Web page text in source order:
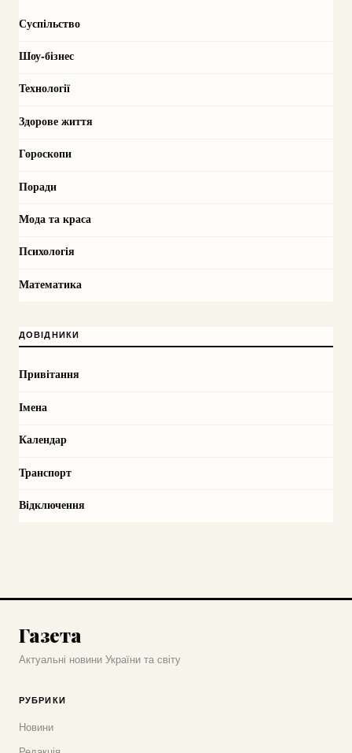
Суспільство
Шоу-бізнес
Технології
Здорове життя
Гороскопи
Поради
Мода та краса
Психологія
Математика
ДОВІДНИКИ
Привітання
Імена
Календар
Транспорт
Відключення
Газета
Актуальні новини України та світу
РУБРИКИ
Новини